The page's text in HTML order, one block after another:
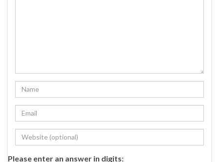
Please enter an answer in digits: